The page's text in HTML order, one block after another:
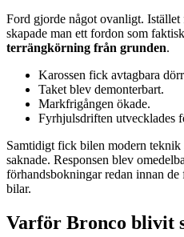
Ford gjorde något ovanligt.
skapade man ett fordon som
terrängkörning från grunden.
Karossen fick avtagbara
Taket blev demonterbart.
Markfrigången ökade.
Fyrhjulsdriften utvecklades
Samtidigt fick bilen modern teknik
saknade. Responsen blev
förhandsbokningar redan innan de
bilar.
Varför Bronco blivit